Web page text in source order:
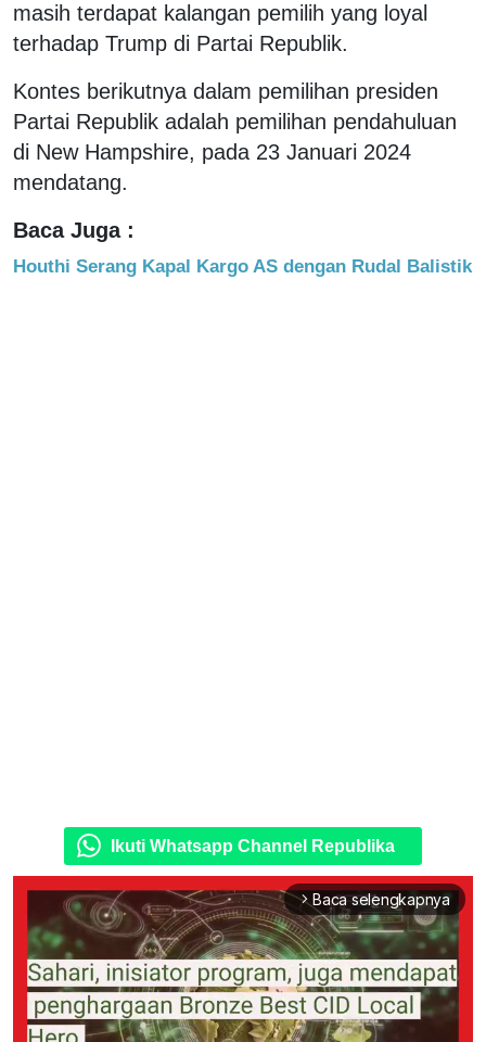
masih terdapat kalangan pemilih yang loyal
terhadap Trump di Partai Republik.
Kontes berikutnya dalam pemilihan presiden
Partai Republik adalah pemilihan pendahuluan
di New Hampshire, pada 23 Januari 2024
mendatang.
Baca Juga :
Houthi Serang Kapal Kargo AS dengan Rudal Balistik
Ikuti Whatsapp Channel Republika
arrow_forward_ios Baca selengkapnya